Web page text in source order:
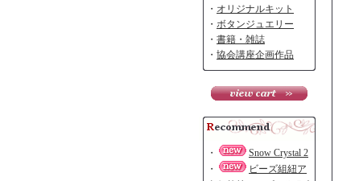
・ オリジナルキット
・ ボタンジュエリー
・ 書籍・雑誌
・ 協会講座企画作品
・
Snow Crystal 2
・
ビーズ組紐ア